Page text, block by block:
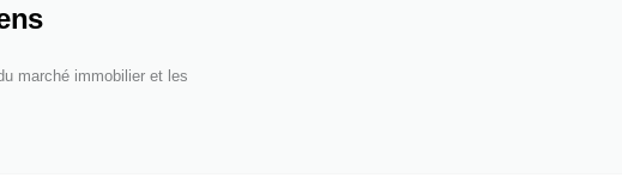
marché immobilier et les